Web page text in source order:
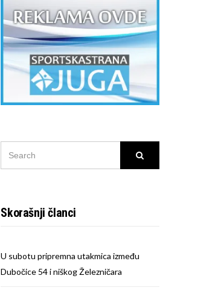
Skorašnji članci
U subotu pripremna utakmica između
Dubočice 54 i niškog Železničara